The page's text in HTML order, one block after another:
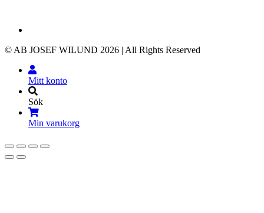
© AB JOSEF WILUND 2026 | All Rights Reserved
Mitt konto
Sök
Min varukorg